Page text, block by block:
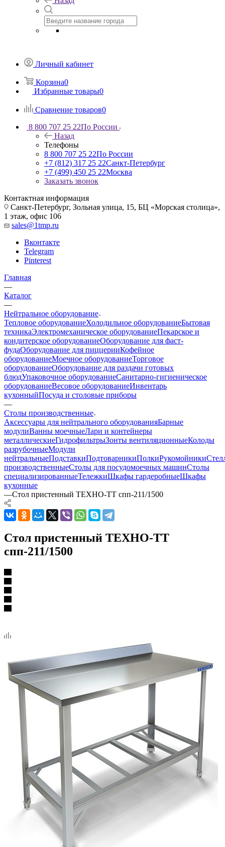
Личный кабинет
Корзина0
Избранные товары0
Сравнение товаров0
8 800 707 25 22По России
Назад
Телефоны
8 800 707 25 22По России
+7 (812) 317 25 22Санкт-Петербург
+7 (499) 450 25 22Москва
Заказать звонок
Контактная информация
Санкт-Петербург, Зольная улица, 15, БЦ «Морская столица»,
1 этаж, офис 106
sales@1tmp.ru
Вконтакте
Telegram
Pinterest
Главная
—
Каталог
—
Нейтральное оборудование
Тепловое оборудованиеХолодильное оборудованиеБытовая
техникаЭлектромеханическое оборудованиеПекарское и
кондитерское оборудованиеОборудование для фаст-
фудаОборудование для пиццерииКофейное
оборудованиеМоечное оборудованиеТорговое
оборудованиеОборудование для раздачи готовых
блюдУпаковочное оборудованиеСанитарно-гигиеническое
оборудованиеВесовое оборудованиеИнвентарь
кухонныйПосуда и столовые приборы
—
Столы производственные
Аксессуары для нейтрального оборудованияБарные
модулиВанны моечныеЛари и контейнеры
металлическиеГидрофильтрыЗонты вентиляционныеКолоды
разрубочныеМодули
нейтральныеПодставкиПодтоварникиПолкиРукомойники
производственныеСтолы для посудомоечных машинСтолы
специализированныеТележкиШкафы гардеробныеШкафы
кухонные
—Стол пристенный ТЕХНО-ТТ спп-211/1500
Стол пристенный ТЕХНО-ТТ
спп-211/1500